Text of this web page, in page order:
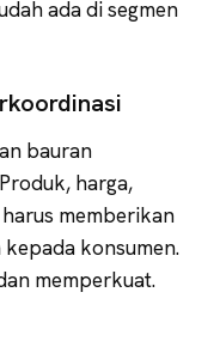
ada di segmen
bauran
harga,
memberikan
konsumen.
memperkuat.